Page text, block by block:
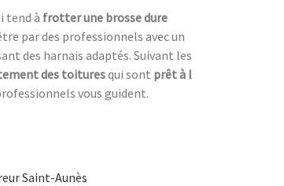
tend à frotter une brosse dure
par des professionnels avec un
des harnais adaptés. Suivant les
des toituresqui sont prêt à l
vous guident.
Saint-Aunès